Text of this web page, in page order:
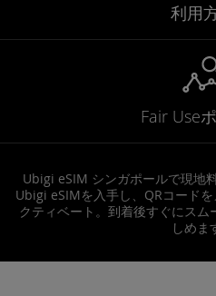
利用
Fair Use
Ubigi eSIM シンガポールで現地
Ubigi eSIMを入手し、QRコード
クティベート。到着後すぐにス
しめま